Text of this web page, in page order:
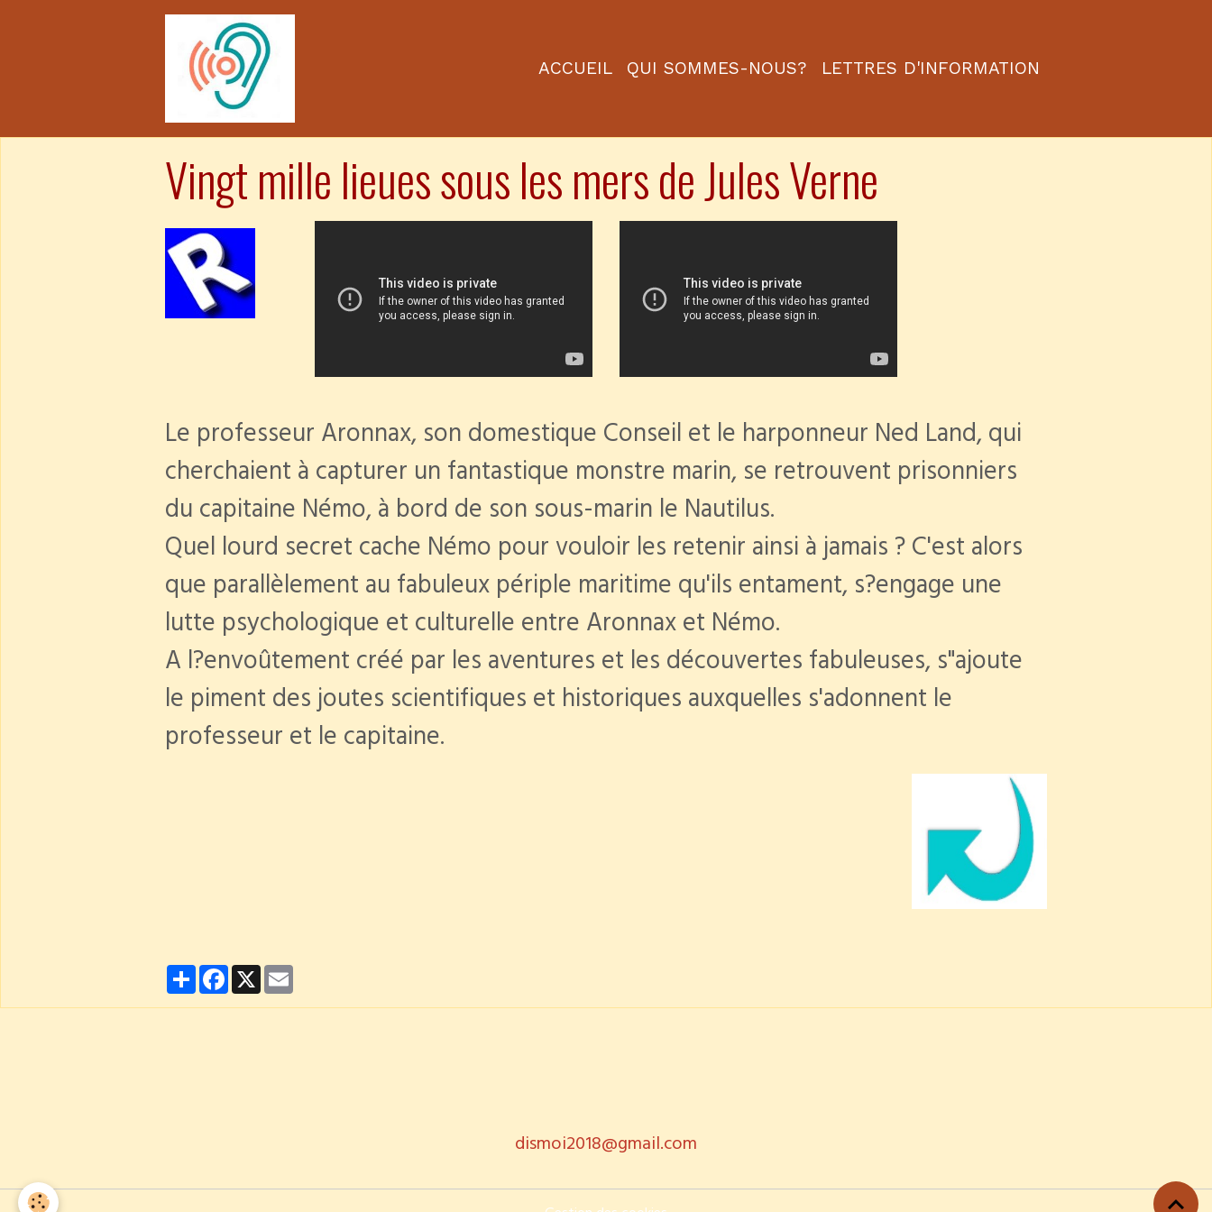
ACCUEIL QUI SOMMES-NOUS? LETTRES D'INFORMATION
Vingt mille lieues sous les mers de Jules Verne
Le professeur Aronnax, son domestique Conseil et le harponneur Ned Land, qui
cherchaient à capturer un fantastique monstre marin, se retrouvent prisonniers
du capitaine Némo, à bord de son sous-marin le Nautilus.
Quel lourd secret cache Némo pour vouloir les retenir ainsi à jamais ? C'est alors
que parallèlement au fabuleux périple maritime qu'ils entament, s?engage une
lutte psychologique et culturelle entre Aronnax et Némo.
A l?envoûtement créé par les aventures et les découvertes fabuleuses, s"ajoute
le piment des joutes scientifiques et historiques auxquelles s'adonnent le
professeur et le capitaine.
PartagerFacebook
X
dismoi2018@gmail.com